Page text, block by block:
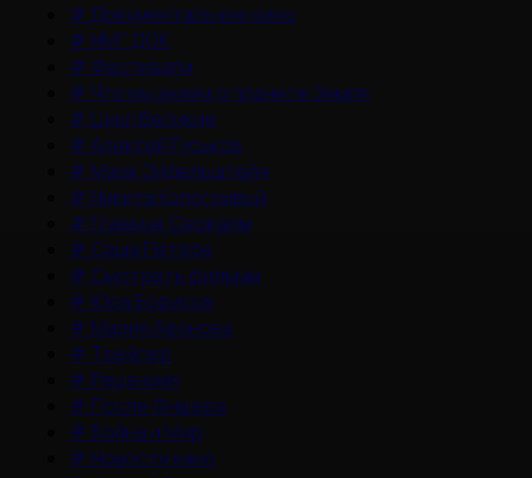
# Документальное кино
# НМГ ДОК
# Фестивали
# Что мы знаем о планете Земля
# Цикл Великие
#Алексей Гуськов
# Марк Эйдельштейн
# Никита Кологривый
# Главные Сериалы
# Саша Петров
# Смотреть фильмы
# Юра Борисов
# Мария Аронова
# Трейлер
# Рецензия
# После Фишера
# Война и Мир
# Новости кино